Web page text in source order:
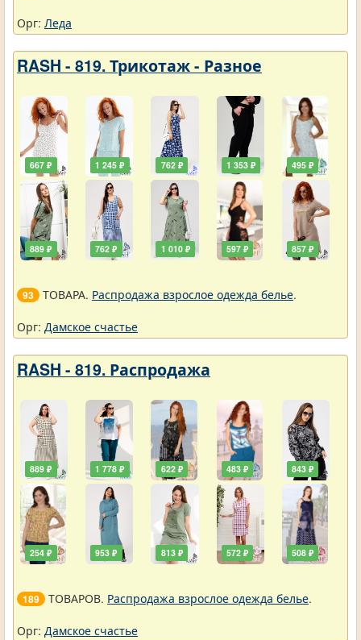
Орг: Леда
RASH - 819. Трикотаж - Разное
667 ₽
889 ₽
1 245 ₽
762 ₽
762 ₽
1 010 ₽
1 353 ₽
597 ₽
495 ₽
857 ₽
93 ТОВАРА. Распродажа взрослое одежда белье.
Орг: Дамское счастье
RASH - 819. Распродажа
889 ₽
254 ₽
1 778 ₽
953 ₽
622 ₽
813 ₽
483 ₽
572 ₽
843 ₽
508 ₽
189 ТОВАРОВ. Распродажа взрослое одежда белье.
Орг: Дамское счастье